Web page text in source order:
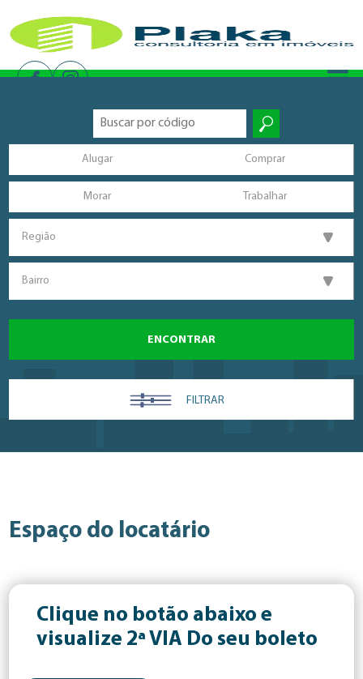
Alugar Comprar
Morar Trabalhar
Região
Bairro
ENCONTRAR
FILTRAR
Espaço do locatário
Clique no botão abaixo e
visualize 2ª VIA Do seu boleto